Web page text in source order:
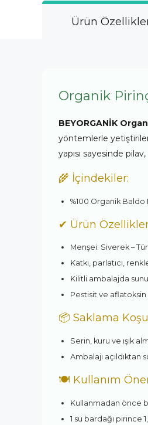
Ürün
Organik
BEYORGANİK
yöntemlerle
yapısı sayesinde
🌾 İçindekiler:
%100 Organik Baldo
✔ Ürün
Menşei: Siverek –
Katkı, parlatıcı,
Kilitli ambalajda
Pestisit ve aflatoksin
📦 Saklama
Serin, kuru ve ışık
Ambalajı açıldıktan
🍽️ Kullanım
Kullanmadan önce
1 su bardağı pirince